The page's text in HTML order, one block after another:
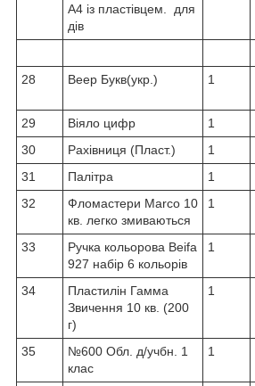
А4 із пластівцем. для
дів
28 Веер Букв(укр.) 1
29 Віяло цифр 1
30
Рахівниця (Пласт.) 1
31
Палітра 1
32
Фломастери Marco 10
кв. легко змиваються
1
33
Ручка кольорова Beifa
927 набір 6 кольорів
1
34
Пластилін Гамма
Звичення 10 кв. (200
г)
1
35
№600 Обл. д/учбн. 1
клас
1